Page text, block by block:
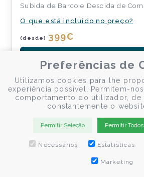
Subida de Barco e Descida de
O que está incluído no preço?
(desde) 399€
Preferências de
Utilizamos cookies para lhe
experiência possível. Permitem-
comportamento do utilizador, de
constantemente o
Permitir Seleção Permitir Todos
Necessários Estatísticas
Marketing